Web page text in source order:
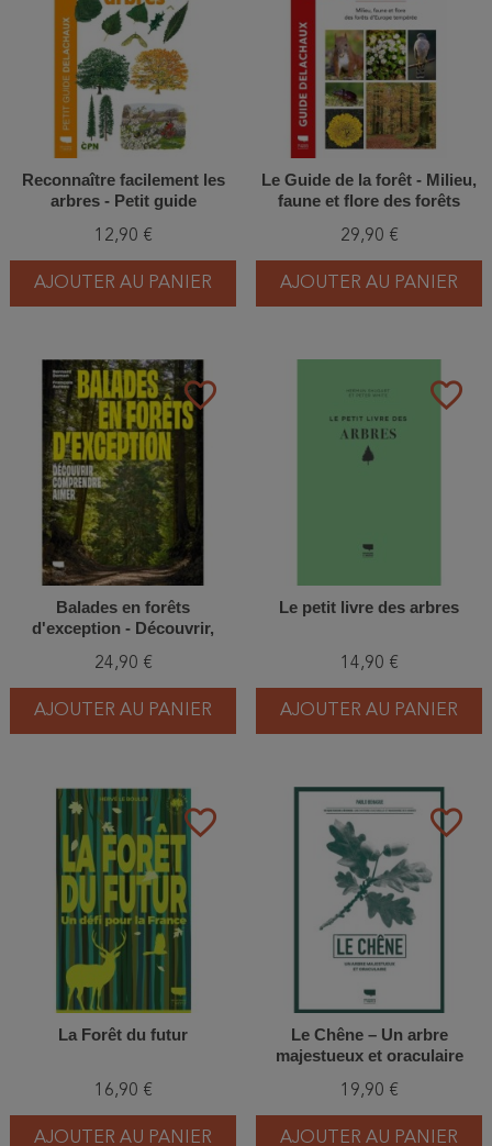
Reconnaître facilement les
arbres - Petit guide
12,90 €
AJOUTER AU PANIER
Le Guide de la forêt - Milieu,
faune et flore des forêts
29,90 €
AJOUTER AU PANIER
favorite_border
Balades en forêts
d'exception - Découvrir,
24,90 €
AJOUTER AU PANIER
favorite_border
Le petit livre des arbres
14,90 €
AJOUTER AU PANIER
favorite_border
La Forêt du futur
16,90 €
AJOUTER AU PANIER
favorite_border
Le Chêne – Un arbre
majestueux et oraculaire
19,90 €
AJOUTER AU PANIER